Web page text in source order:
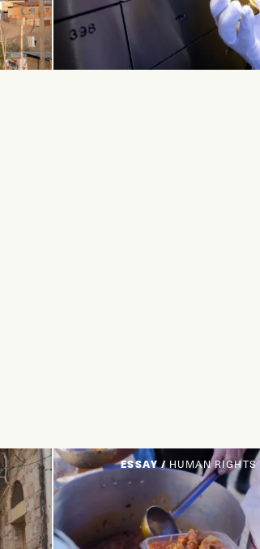
ESSAY /HUMAN RIGHTS